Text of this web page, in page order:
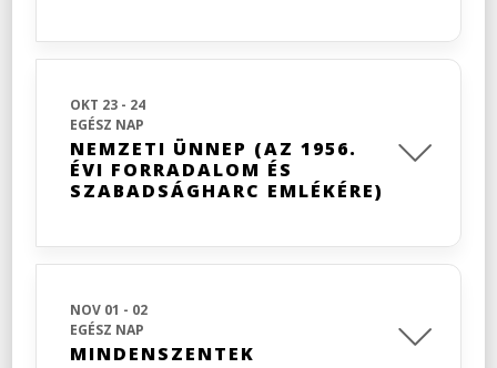
OKT 23 - 24
EGÉSZ NAP
NEMZETI ÜNNEP (AZ 1956.
ÉVI FORRADALOM ÉS
SZABADSÁGHARC EMLÉKÉRE)
NOV 01 - 02
EGÉSZ NAP
MINDENSZENTEK